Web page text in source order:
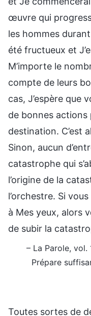
œuvre qui
les hommes
été fructueux et
M’importe le
compte de leurs
cas, J’espère que
de bonnes
destination. C’est
Sinon, aucun
catastrophe qui
l’origine de la
l’orchestre. Si
à Mes yeux, alors
de subir la
– La Parole, vol.
Prépare
Toutes sortes de